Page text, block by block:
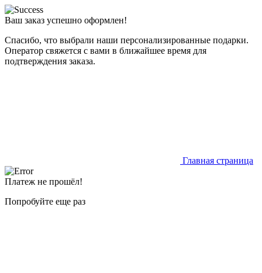
Ваш заказ успешно оформлен!
Спасибо, что выбрали наши персонализированные подарки.
Оператор свяжется с вами в ближайшее время для
подтверждения заказа.
Главная страница
Платеж не прошёл!
Попробуйте еще раз